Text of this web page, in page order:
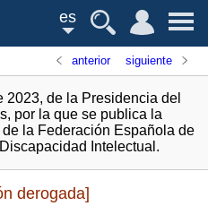
es
anterior siguiente
2023, de la Presidencia del
por la que se publica la
la Federación Española de
Intelectual.
derogada]